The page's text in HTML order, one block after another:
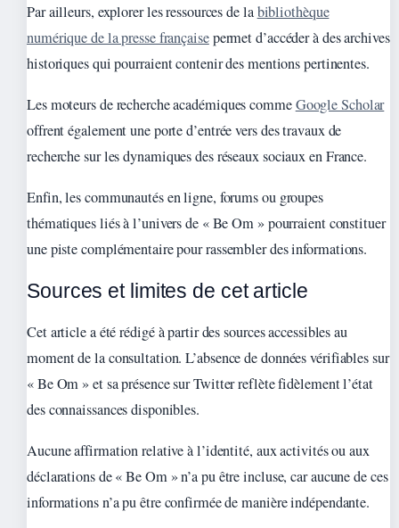
Par ailleurs, explorer les ressources de labibliothèque
numérique de la presse françaisepermet d’accéder à des archives
historiques qui pourraient contenir des mentions pertinentes.
Les moteurs de recherche académiques commeGoogle Scholar
offrent également une porte d’entrée vers des travaux de
recherche sur les dynamiques des réseaux sociaux en France.
Enfin, les communautés en ligne, forums ou groupes
thématiques liés à l’univers de « Be Om » pourraient constituer
une piste complémentaire pour rassembler des informations.
Sources et limites de cet article
Cet article a été rédigé à partir des sources accessibles au
moment de la consultation. L’absence de données vérifiables sur
« Be Om » et sa présence sur Twitter reflète fidèlement l’état
des connaissances disponibles.
Aucune affirmation relative à l’identité, aux activités ou aux
déclarations de « Be Om » n’a pu être incluse, car aucune de ces
informations n’a pu être confirmée de manière indépendante.